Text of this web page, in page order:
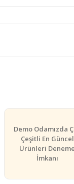
Demo Odamızda
Çeşitli En Güncel
Ürünleri Deneme
İmkanı